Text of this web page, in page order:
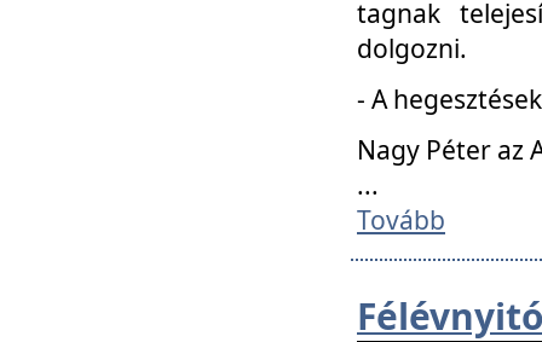
tagnak
dolgozni.
- A
Nagy Péter az
...
Tovább